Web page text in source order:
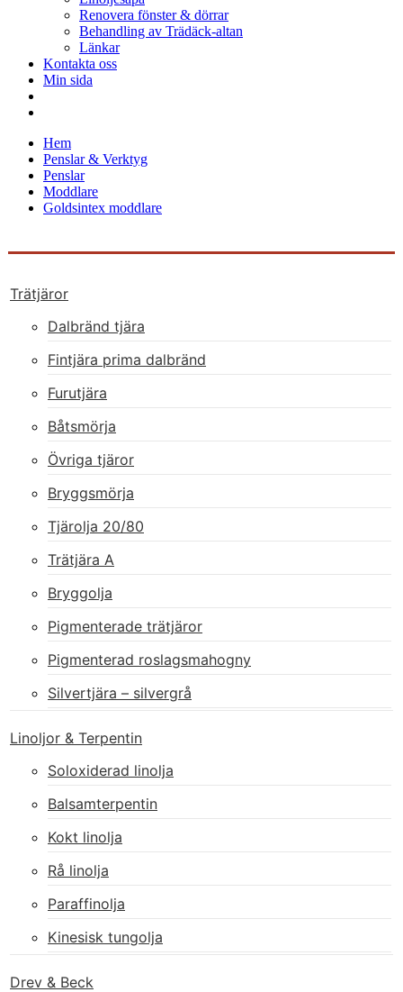
Renovera fönster & dörrar
Behandling av Trädäck-altan
Länkar
Kontakta oss
Min sida
Hem
Penslar & Verktyg
Penslar
Moddlare
Goldsintex moddlare
Trätjäror
Dalbränd tjära
Fintjära prima dalbränd
Furutjära
Båtsmörja
Övriga tjäror
Bryggsmörja
Tjärolja 20/80
Trätjära A
Bryggolja
Pigmenterade trätjäror
Pigmenterad roslagsmahogny
Silvertjära – silvergrå
Linoljor & Terpentin
Soloxiderad linolja
Balsamterpentin
Kokt linolja
Rå linolja
Paraffinolja
Kinesisk tungolja
Drev & Beck